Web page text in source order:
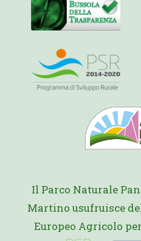
Il Parco Naturale
Martino usufruisce
Europeo Agricolo